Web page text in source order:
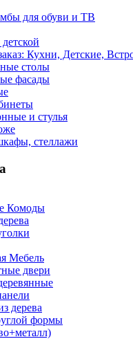
для обуви и ТВ
Кухни, Детские,
столы
фасады
и стулья
стеллажи
Комоды
Мебель
двери
дерева
формы